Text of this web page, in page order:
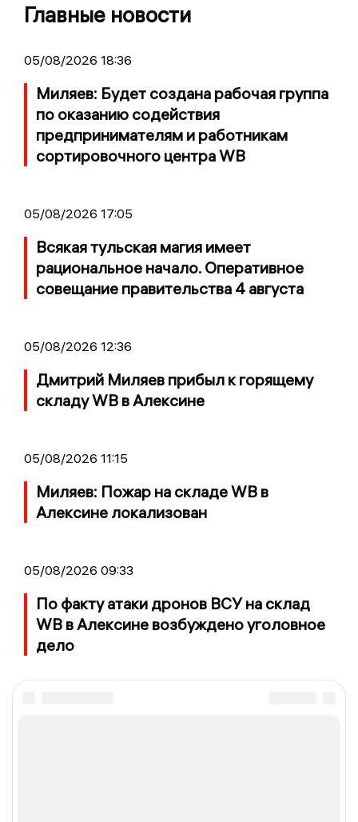
Главные новости
05/08/2026 18:36
Миляев: Будет создана рабочая группа
по оказанию содействия
предпринимателям и работникам
сортировочного центра WB
05/08/2026 17:05
Всякая тульская магия имеет
рациональное начало. Оперативное
совещание правительства 4 августа
05/08/2026 12:36
Дмитрий Миляев прибыл к горящему
складу WB в Алексине
05/08/2026 11:15
Миляев: Пожар на складе WB в
Алексине локализован
05/08/2026 09:33
По факту атаки дронов ВСУ на склад
WB в Алексине возбуждено уголовное
дело